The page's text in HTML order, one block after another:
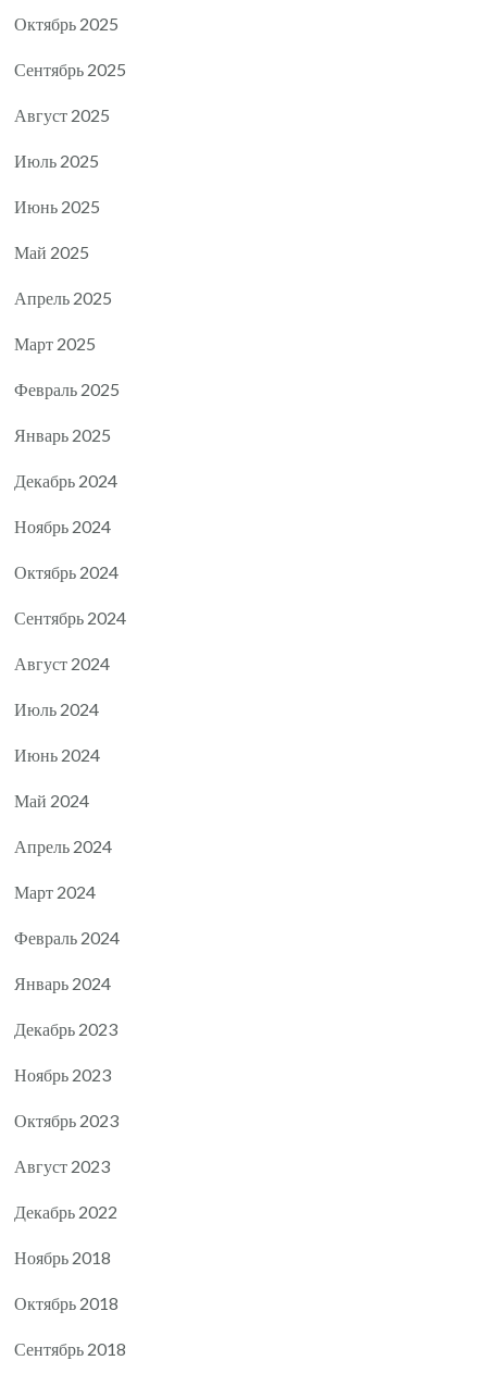
Октябрь 2025
Сентябрь 2025
Август 2025
Июль 2025
Июнь 2025
Май 2025
Апрель 2025
Март 2025
Февраль 2025
Январь 2025
Декабрь 2024
Ноябрь 2024
Октябрь 2024
Сентябрь 2024
Август 2024
Июль 2024
Июнь 2024
Май 2024
Апрель 2024
Март 2024
Февраль 2024
Январь 2024
Декабрь 2023
Ноябрь 2023
Октябрь 2023
Август 2023
Декабрь 2022
Ноябрь 2018
Октябрь 2018
Сентябрь 2018